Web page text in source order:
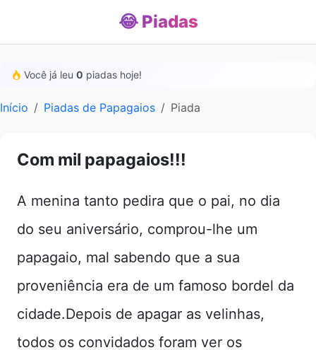
😂 Piadas
Você já leu 0 piadas hoje!
Início Piadas de Papagaios Piada
Com mil papagaios!!!
A menina tanto pedira que o pai, no dia
do seu aniversário, comprou-lhe um
papagaio, mal sabendo que a sua
proveniência era de um famoso bordel da
cidade.Depois de apagar as velinhas,
todos os convidados foram ver os